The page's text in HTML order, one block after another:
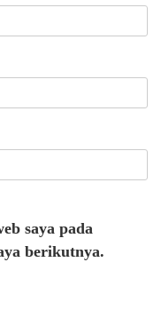
saya pada
berikutnya.